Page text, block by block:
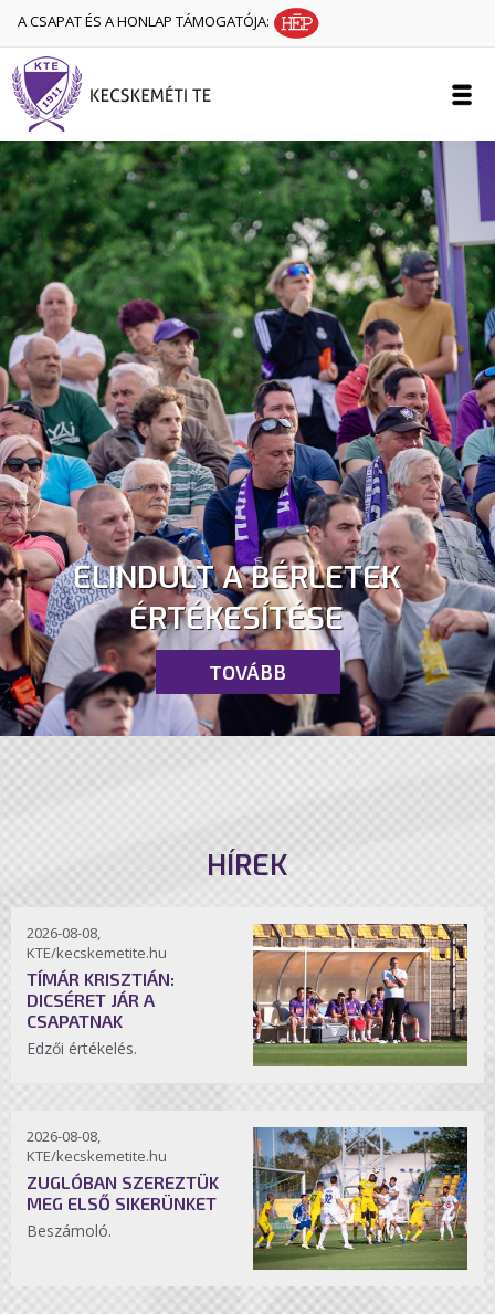
A CSAPAT ÉS A HONLAP TÁMOGATÓJA:
ELINDULT A BÉRLETEK
ÉRTÉKESÍTÉSE
TOVÁBB
HÍREK
2026-08-08,
KTE/kecskemetite.hu
TÍMÁR KRISZTIÁN:
DICSÉRET JÁR A
CSAPATNAK
Edzői értékelés.
2026-08-08,
KTE/kecskemetite.hu
ZUGLÓBAN SZEREZTÜK
MEG ELSŐ SIKERÜNKET
Beszámoló.